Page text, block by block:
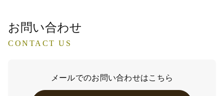
お問い合わせ
CONTACT US
メールでのお問い合わせはこちら